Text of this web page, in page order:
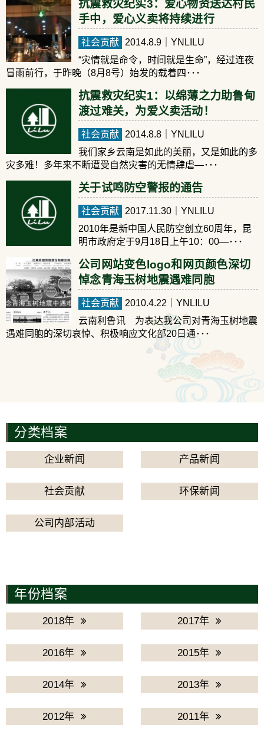
抗震救灾纪实3：爱心物资送达村民
手中，爱心义卖将持续进行
社会贡献 2014.8.9 ｜YNLILU
“灾情就是命令，时间就是生命”，经过连夜
冒雨前行，于昨晚（8月8号）始发的载着四･･･
抗震救灾纪实1：以绵薄之力助鲁甸
渡过难关，为爱义卖活动！
社会贡献 2014.8.8 ｜YNLILU
我们家乡云南是如此的美丽，又是如此的多
灾多难！多年来不断遭受自然灾害的无情肆虐—･･･
关于试鸣防空警报的通告
社会贡献 2017.11.30 ｜YNLILU
2010年是新中国人民防空创立60周年，昆
明市政府定于9月18日上午10：00—･･･
公司网站变色logo和网页颜色深切
悼念青海玉树地震遇难同胞
社会贡献 2010.4.22 ｜YNLILU
云南利鲁讯 为表达我公司对青海玉树地震
遇难同胞的深切哀悼、积极响应文化部20日通･･･
分类档案
企业新闻 产品新闻
社会贡献 环保新闻
公司内部活动
年份档案
2018年 2017年
2016年 2015年
2014年 2013年
2012年 2011年